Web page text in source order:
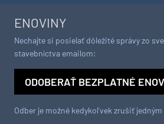
ENOVINY
Nechajte si posielať dôležité správy zo
stavebníctva emailom:
ODOBERAŤ BEZPLATNÉ
Odber je možné kedykoľvek zrušiť